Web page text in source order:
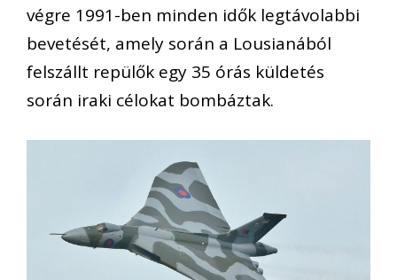
végre 1991-ben minden idők legtávolabbi
bevetését, amely során a Lousianából
felszállt repülők egy 35 órás küldetés
során iraki célokat bombáztak.